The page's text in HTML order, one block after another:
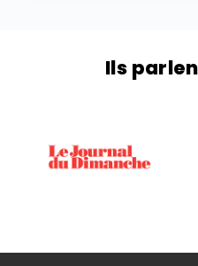
Ils